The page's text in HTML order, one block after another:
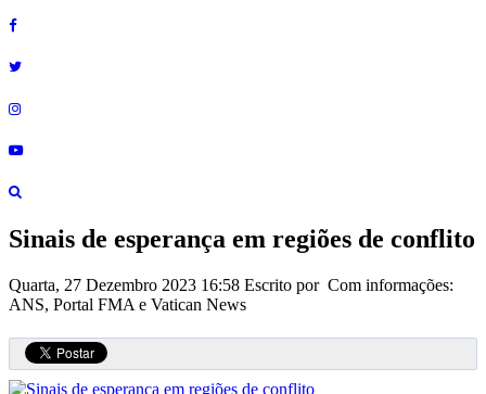
Sinais de esperança em regiões de conflito
Quarta, 27 Dezembro 2023 16:58 Escrito por Com informações:
ANS, Portal FMA e Vatican News